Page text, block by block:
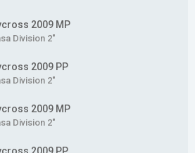
2009 MP
Division 2"
2009 PP
Division 2"
2009 MP
Division 2"